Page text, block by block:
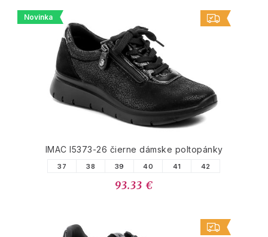
Novinka
IMAC I5373-26 čierne dámske poltopánky
37 38 39 40 41 42
93.33 €